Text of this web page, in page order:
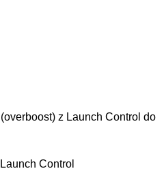
z Launch Control do
Control